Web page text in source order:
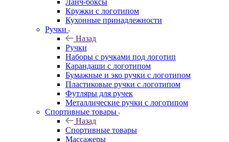
Ланч-боксы
Кружки с логотипом
Кухонные принадлежности
Ручки
Назад
Ручки
Наборы с ручками под логотип
Карандаши с логотипом
Бумажные и эко ручки с логотипом
Пластиковые ручки с логотипом
Футляры для ручек
Металлические ручки с логотипом
Спортивные товары
Назад
Спортивные товары
Массажеры